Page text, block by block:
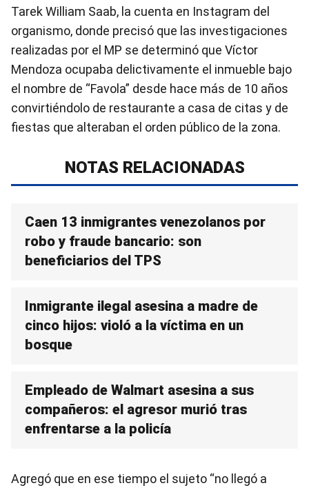
Tarek William Saab, la cuenta en Instagram del
organismo, donde precisó que las investigaciones
realizadas por el MP se determinó que Víctor
Mendoza ocupaba delictivamente el inmueble bajo
el nombre de “Favola” desde hace más de 10 años
convirtiéndolo de restaurante a casa de citas y de
fiestas que alteraban el orden público de la zona.
NOTAS RELACIONADAS
Caen 13 inmigrantes venezolanos por
robo y fraude bancario: son
beneficiarios del TPS
Inmigrante ilegal asesina a madre de
cinco hijos: violó a la víctima en un
bosque
Empleado de Walmart asesina a sus
compañeros: el agresor murió tras
enfrentarse a la policía
Agregó que en ese tiempo el sujeto “no llegó a